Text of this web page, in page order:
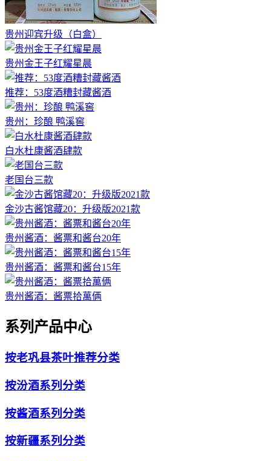
贵州迎宾升级（白盒）
贵州金王子红耀星晨
推荐：53度酒糟封藏酱酒
贵州：珍酿 鸭溪窖
白水杜康酱酒肆款
老国台三款
金沙古酱馆藏20：升级版2021款
贵州酱酒：酱票和酱台20年
贵州酱酒：酱票和酱台15年
贵州酱酒：酱票拾萬俩
系列产品中心
按老巩县茶叶推荐分类
按汾酒系列分类
按酱酒系列分类
按新疆系列分类